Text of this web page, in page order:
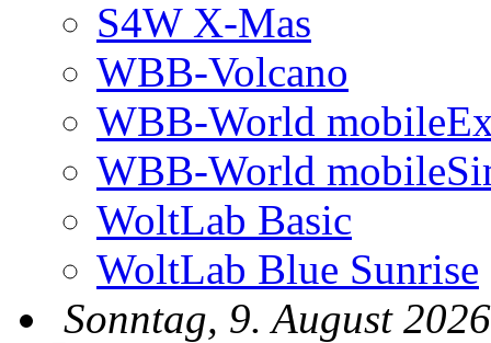
S4W X-Mas
WBB-Volcano
WBB-World
WBB-World
WoltLab Basic
WoltLab Blue Sunrise
Sonntag, 9. August